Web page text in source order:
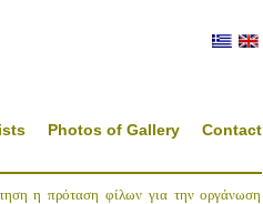
Contact
Photos of Gallery
η πρόταση φίλων για την οργάνωση